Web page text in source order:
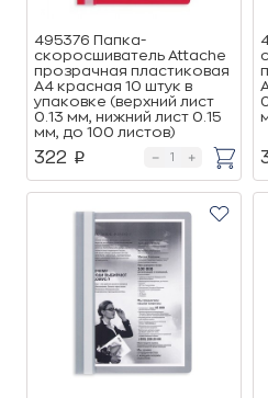
495376 Папка-
скоросшиватель Attache
прозрачная пластиковая
A4 красная 10 штук в
упаковке (верхний лист
0.13 мм, нижний лист 0.15
мм, до 100 листов)
322 p